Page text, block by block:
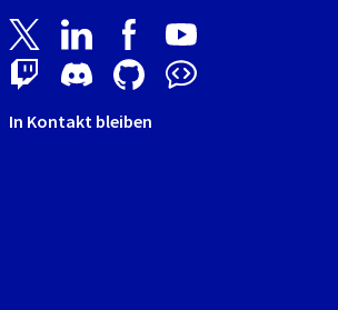
In Kontakt bleiben